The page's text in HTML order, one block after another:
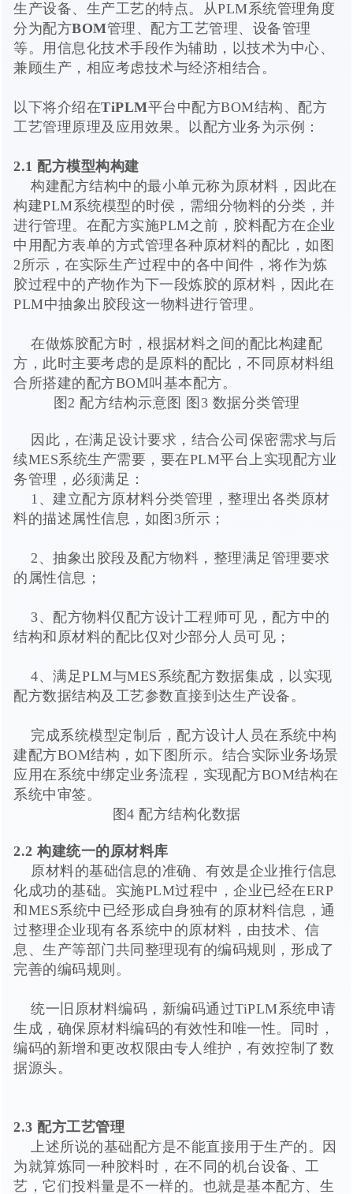
生产设备、生产工艺的特点。从PLM系统管理角度
分为配方BOM管理、配方工艺管理、设备管理
等。用信息化技术手段作为辅助，以技术为中心、
兼顾生产，相应考虑技术与经济相结合。
以下将介绍在TiPLM平台中配方BOM结构、配方
工艺管理原理及应用效果。以配方业务为示例：
2.1 配方模型构构建
构建配方结构中的最小单元称为原材料，因此在
构建PLM系统模型的时侯，需细分物料的分类，并
进行管理。在配方实施PLM之前，胶料配方在企业
中用配方表单的方式管理各种原材料的配比，如图
2所示，在实际生产过程中的各中间件，将作为炼
胶过程中的产物作为下一段炼胶的原材料，因此在
PLM中抽象出胶段这一物料进行管理。
在做炼胶配方时，根据材料之间的配比构建配
方，此时主要考虑的是原料的配比，不同原材料组
合所搭建的配方BOM叫基本配方。
图2 配方结构示意图 图3 数据分类管理
因此，在满足设计要求，结合公司保密需求与后
续MES系统生产需要，要在PLM平台上实现配方业
务管理，必须满足：
1、建立配方原材料分类管理，整理出各类原材
料的描述属性信息，如图3所示；
2、抽象出胶段及配方物料，整理满足管理要求
的属性信息；
3、配方物料仅配方设计工程师可见，配方中的
结构和原材料的配比仅对少部分人员可见；
4、满足PLM与MES系统配方数据集成，以实现
配方数据结构及工艺参数直接到达生产设备。
完成系统模型定制后，配方设计人员在系统中构
建配方BOM结构，如下图所示。结合实际业务场景
应用在系统中绑定业务流程，实现配方BOM结构在
系统中审签。
图4 配方结构化数据
2.2 构建统一的原材料库
原材料的基础信息的准确、有效是企业推行信息
化成功的基础。实施PLM过程中，企业已经在ERP
和MES系统中已经形成自身独有的原材料信息，通
过整理企业现有各系统中的原材料，由技术、信
息、生产等部门共同整理现有的编码规则，形成了
完善的编码规则。
统一旧原材料编码，新编码通过TiPLM系统申请
生成，确保原材料编码的有效性和唯一性。同时，
编码的新增和更改权限由专人维护，有效控制了数
据源头。
2.3 配方工艺管理
上述所说的基础配方是不能直接用于生产的。因
为就算炼同一种胶料时，在不同的机台设备、工
艺，它们投料量是不一样的。也就是基本配方、生